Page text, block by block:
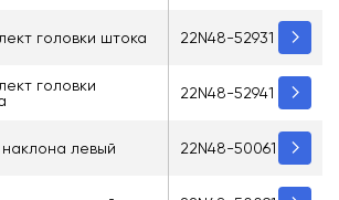
головки штока 22N48-52931
головки
22N48-52941
левый 22N48-50061